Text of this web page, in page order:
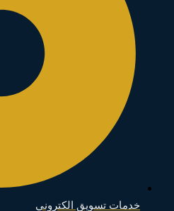
خدمات تسويق الكتروني